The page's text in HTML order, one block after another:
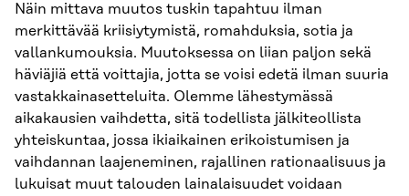
Näin mittava muutos tuskin tapahtuu ilman
merkittävää kriisiytymistä, romahduksia, sotia ja
vallankumouksia. Muutoksessa on liian paljon sekä
häviäjiä että voittajia, jotta se voisi edetä ilman suuria
vastakkainasetteluita. Olemme lähestymässä
aikakausien vaihdetta, sitä todellista jälkiteollista
yhteiskuntaa, jossa ikiaikainen erikoistumisen ja
vaihdannan laajeneminen, rajallinen rationaalisuus ja
lukuisat muut talouden lainalaisuudet voidaan